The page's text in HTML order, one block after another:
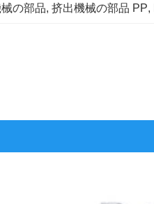
の部品, 挤出機械の部品 PP,